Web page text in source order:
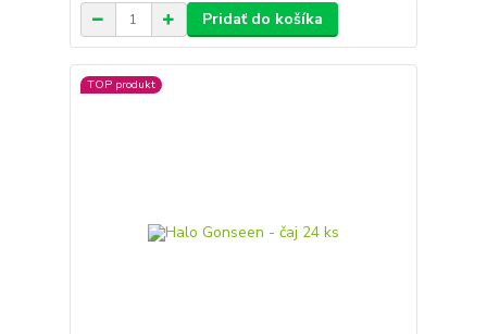
Pridať do košíka
TOP produkt